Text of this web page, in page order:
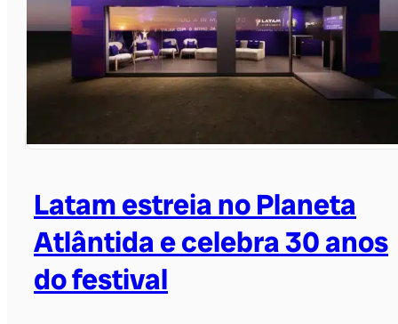
Latam estreia no Planeta
Atlântida e celebra 30 anos
do festival